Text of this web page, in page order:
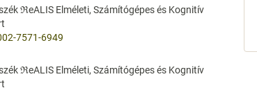
ℜeALIS Elméleti, Számítógépes és Kognitív
7571-6949
ℜeALIS Elméleti, Számítógépes és Kognitív